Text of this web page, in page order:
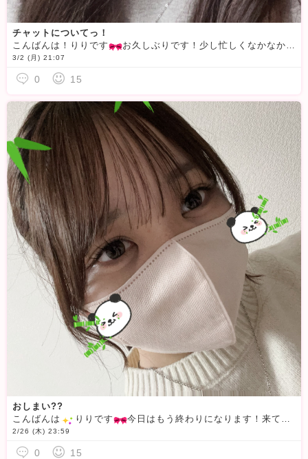
チャットについてっ！
こんばんは！りりです
お久しぶりです！少し忙しくなかなかログインできていませんでしたが、また少しずつはじめていきます🫶今日はこちらの都合でみなさんのマイクはなしでチャットできればと思っています
3/2 (月) 21:07
0 15
おしまい??
こんばんは
️りりです 今日はもう終わりになります！来てくれた方、連絡くれた方ありがとうございました🫶
2/26 (木) 23:59
0 15